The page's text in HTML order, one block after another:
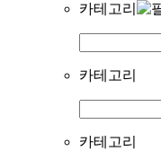
카테고리
카테고리
카테고리